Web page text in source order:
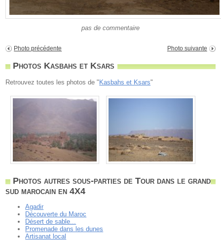
pas de commentaire
Photo précédente Photo suivante
Photos Kasbahs et Ksars
Retrouvez toutes les photos de " Kasbahs et Ksars"
Photos autres sous-parties de Tour dans le grand
sud marocain en 4X4
Agadir
Découverte du Maroc
Désert de sable...
Promenade dans les dunes
Artisanat local